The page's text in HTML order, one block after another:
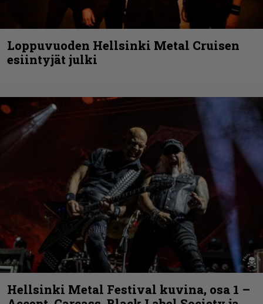
Loppuvuoden Hellsinki Metal Cruisen
esiintyjät julki
Hellsinki Metal Festival kuvina, osa 1 –